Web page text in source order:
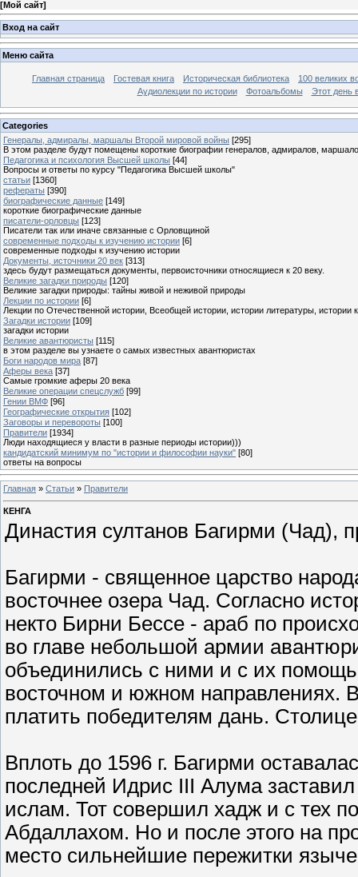
[Мой сайт]
Вход на сайт
Меню сайта
Главная страница Гостевая книга Историческая библиотека
100 великих
Аудиолекции по истории
Фотоальбомы Этот день
Categories
Генералы, адмиралы, маршалы Второй мировой войны [295]
В этом разделе будут помещены короткие биографии генералов, адмиралов,
Педагогика и психология Высшей школы [44]
Вопросы и ответы по курсу "Педагогика Высшей школы"
статьи [1360]
рефераты [390]
биографические данные [149]
короткие биографические данные
писатели-орловцы [123]
Писатели так или иначе связанные с Орловщиной
современные подходы к изучению истории [6]
современные подходы к изучению истории
Документы, источники 20 век [313]
здесь будут размещаться документы, первоисточники относящиеся к 20 веку.
Великие загадки природы [120]
Великие загадки природы: тайны живой и неживой природы
Лекции по истории [6]
Лекции по Отечественной истории, Всеобщей истории, истории литературы, истории
Загадки истории [109]
загадки истории
Великие авантюристы [115]
в этом разделе вы узнаете о самых известных авантюристах
Боги народов мира [87]
Аферы века [37]
Самые громкие аферы 20 века
Великие операции спецслужб [99]
Гении ВМФ [96]
Географические открытия [102]
Заговоры и перевороты [100]
Правители [1934]
Люди находящиеся у власти в разные периоды истории)))
кандидатский минимум по "истории и философии науки" [80]
ответы на вопросы
Главная » Статьи » Правители
КЕНГА
Династия султанов Багирми (Чад),
Багирми - священное царство
восточнее озера Чад. Согласно
некто Бирни Бессе - араб по
во главе небольшой армии
объединились с ними и с их
восточном и южном направлениях.
платить победителям дань.
Вплоть до 1596 г. Багирми
последней Идрис III Алума заставил
ислам. Тот совершил хадж и с тех
Абдаллахом. Но и после этого на
место сильнейшие пережитки